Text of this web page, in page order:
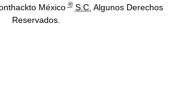
México® S.C. Algunos Derechos
Reservados.